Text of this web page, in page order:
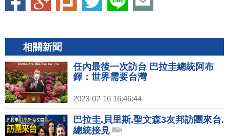
相關新聞
任內最後一次訪台 巴拉圭總統阿布
鐸：世界需要台灣
2023-02-16 16:46:44
巴拉圭.貝里斯.聖文森3友邦訪團來台.
總統接見